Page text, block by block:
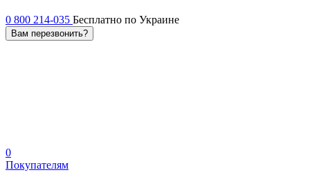
0 800 214-035 Бесплатно по Украине
Вам перезвонить?
0
Покупателям